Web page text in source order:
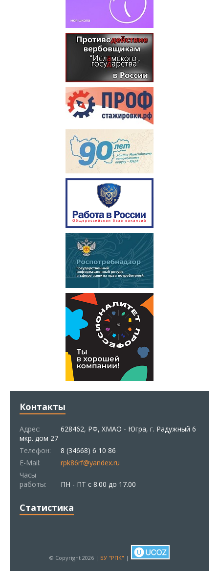
Контакты
Адрес:
628462, РФ, ХМАО - Югра, г. Радужный 6
мкр. дом 27
Телефон:
8 (34668) 6 10 86
E-Mail:
rpk86rf@yandex.ru
Часы
работы:
ПН - ПТ с 8.00 до 17.00
Статистика
© Copyright 2026 | БУ "РПК" |